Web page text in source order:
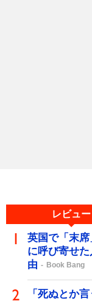
レビュー
英国で「末席
に呼び寄せ
由
Book Bang
「死ぬとか